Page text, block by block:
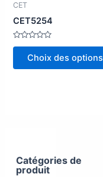
Catégories de
produit
CET
CET5254
Note
sur
5
Choix des options